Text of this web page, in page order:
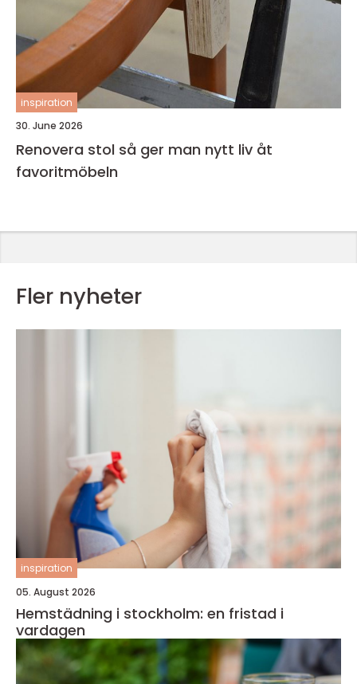
inspiration
30. June 2026
Renovera stol så ger man nytt liv åt
favoritmöbeln
Fler nyheter
inspiration
05. August 2026
Hemstädning i stockholm: en fristad i
vardagen